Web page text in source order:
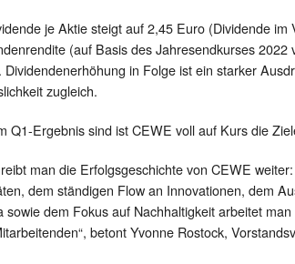
je Aktie steigt auf 2,45 Euro (Dividende im
(auf Basis des Jahresendkurses
Dividendenerhöhung in Folge ist ein starker
zugleich.
Q1-Ergebnis sind ist CEWE voll auf Kurs die
man die Erfolgsgeschichte von CEWE
dem ständigen Flow an Innovationen, dem
sowie dem Fokus auf Nachhaltigkeit arbeitet
betont Yvonne Rostock,